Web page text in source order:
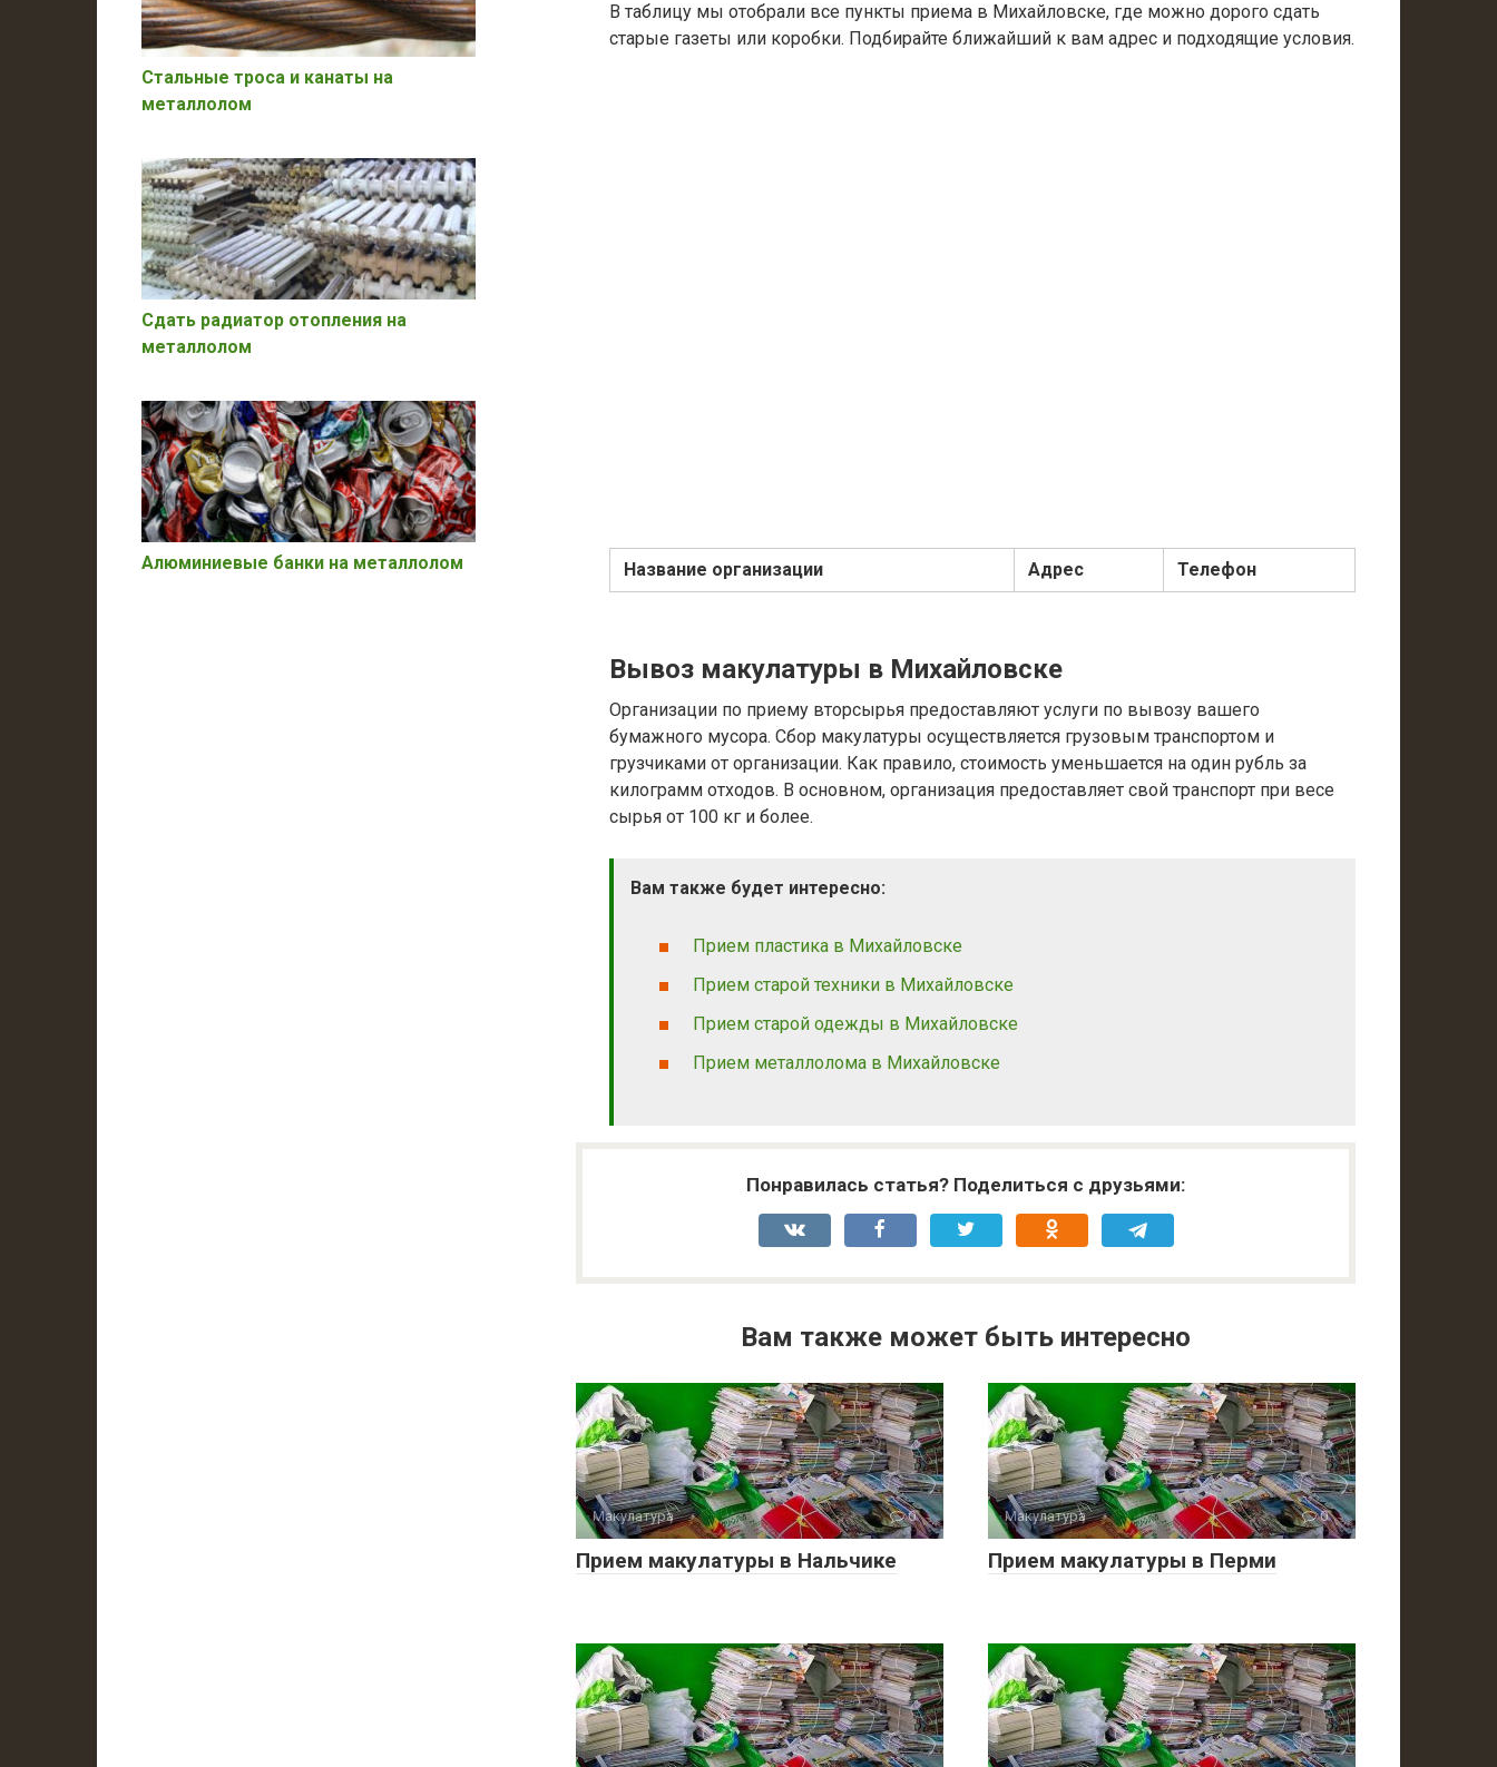
В таблицу мы отобрали все пункты приема в Михайловске, где можно дорого сдать
старые газеты или коробки. Подбирайте ближайший к вам адрес и подходящие условия.
Название организации Адрес Телефон
Вывоз макулатуры в Михайловске
Организации по приему вторсырья предоставляют услуги по вывозу вашего
бумажного мусора. Сбор макулатуры осуществляется грузовым транспортом и
грузчиками от организации. Как правило, стоимость уменьшается на один рубль за
килограмм отходов. В основном, организация предоставляет свой транспорт при весе
сырья от 100 кг и более.
Вам также будет интересно:
Прием пластика в Михайловске
Прием старой техники в Михайловске
Прием старой одежды в Михайловске
Прием металлолома в Михайловске
Понравилась статья? Поделиться с друзьями:
Вам также может быть интересно
Макулатура 0
Прием макулатуры в Нальчике
Макулатура 0
Прием макулатуры в Перми
Стальные троса и канаты на
металлолом
Сдать радиатор отопления на
металлолом
Алюминиевые банки на металлолом